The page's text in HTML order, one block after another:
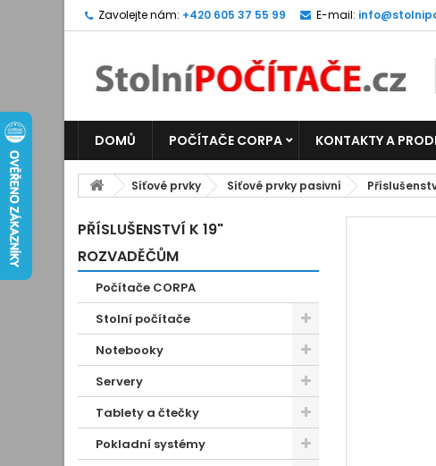
Zavolejte nám: +420 605 37 55 99 E-mail:
DOMŮ POČÍTAČE CORPA KONTAKTY A
Síťové prvky Síťové prvky pasivní
PŘÍSLUŠENSTVÍ K 19"
ROZVADĚČŮM
Počítače CORPA
Stolní počítače
Notebooky
Servery
Tablety a čtečky
Pokladní systémy